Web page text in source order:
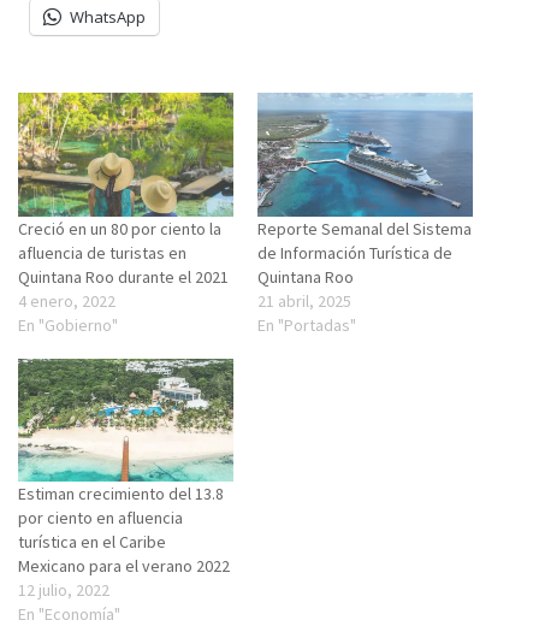
WhatsApp
Creció en un 80 por ciento la
afluencia de turistas en
Quintana Roo durante el 2021
4 enero, 2022
En "Gobierno"
Reporte Semanal del Sistema
de Información Turística de
Quintana Roo
21 abril, 2025
En "Portadas"
Estiman crecimiento del 13.8
por ciento en afluencia
turística en el Caribe
Mexicano para el verano 2022
12 julio, 2022
En "Economía"